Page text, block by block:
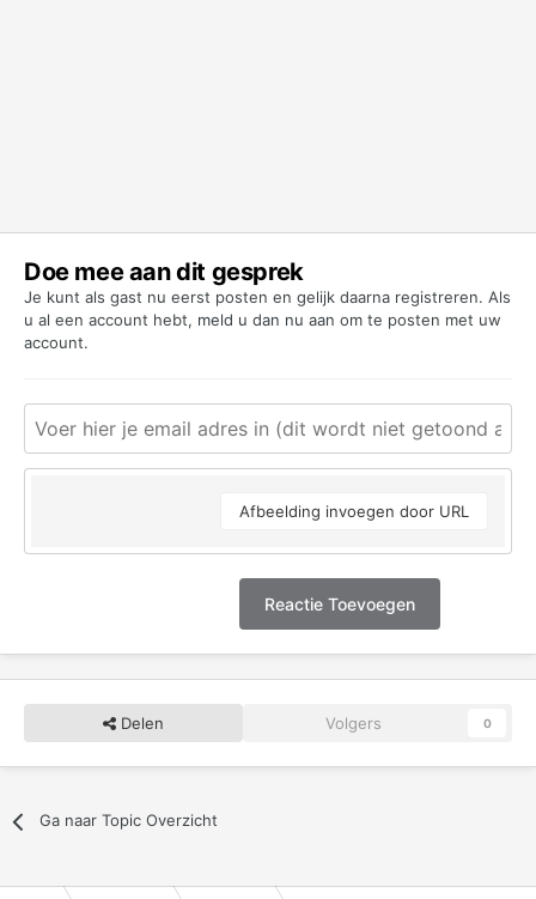
Doe mee aan dit gesprek
Je kunt als gast nu eerst posten en gelijk daarna registreren. Als
u al een account hebt, meld u dan nu aan om te posten met uw
account.
Afbeelding invoegen door URL
Reactie Toevoegen
Delen Volgers 0
Ga naar Topic Overzicht